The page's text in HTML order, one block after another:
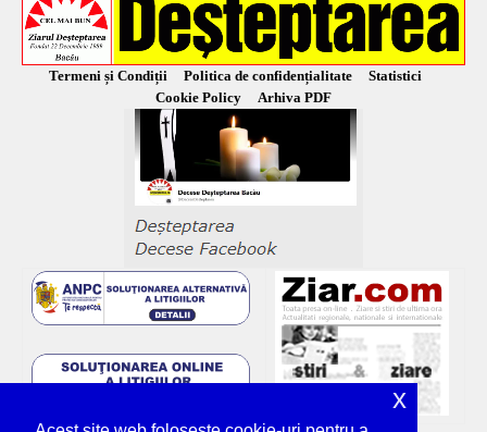
Termeni și Condiții Politica de confidențialitate
Statistici
Cookie Policy
Arhiva PDF
x